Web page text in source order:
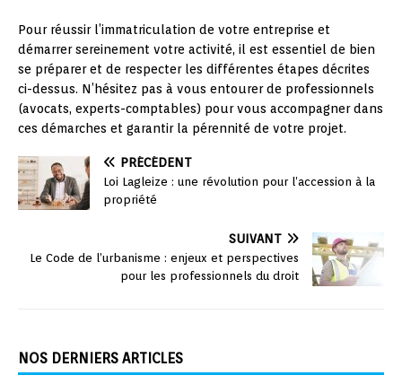
Pour réussir l’immatriculation de votre entreprise et
démarrer sereinement votre activité, il est essentiel de bien
se préparer et de respecter les différentes étapes décrites
ci-dessus. N’hésitez pas à vous entourer de professionnels
(avocats, experts-comptables) pour vous accompagner dans
ces démarches et garantir la pérennité de votre projet.
PRÉCÉDENT
Loi Lagleize : une révolution pour l’accession à la
propriété
SUIVANT
Le Code de l’urbanisme : enjeux et perspectives
pour les professionnels du droit
NOS DERNIERS ARTICLES